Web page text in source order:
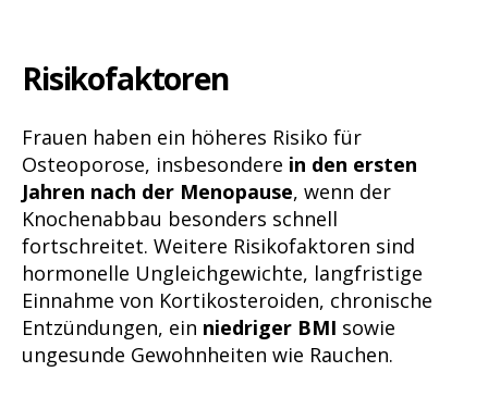
Risikofaktoren
Frauen haben ein höheres Risiko für
Osteoporose, insbesondere in den ersten
Jahren nach der Menopause, wenn der
Knochenabbau besonders schnell
fortschreitet. Weitere Risikofaktoren sind
hormonelle Ungleichgewichte, langfristige
Einnahme von Kortikosteroiden, chronische
Entzündungen, ein niedriger BMI sowie
ungesunde Gewohnheiten wie Rauchen.